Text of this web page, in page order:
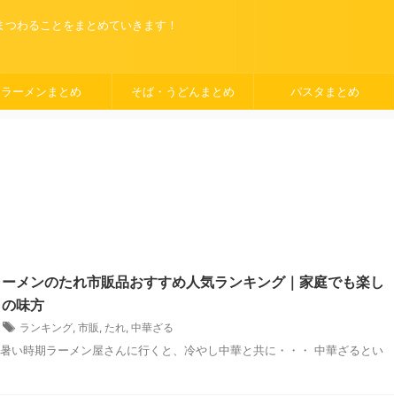
わることをまとめていきます！
ラーメンまとめ そば・うどんまとめ パスタまとめ
メンのたれ市販品おすすめ人気ランキング｜家庭でも楽し
味方
ランキング, 市販, たれ, 中華ざる
い時期ラーメン屋さんに行くと、冷やし中華と共に・・・ 中華ざるとい